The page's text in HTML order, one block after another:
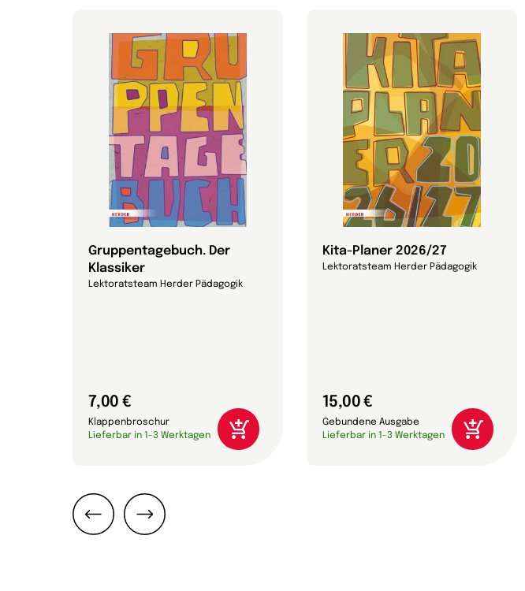
Gruppentagebuch. Der
Klassiker
Lektoratsteam Herder Pädagogik
7,00 €
Klappenbroschur
Lieferbar in 1-3 Werktagen
Kita-Planer 2026/27
Lektoratsteam Herder Pädagogik
15,00 €
Gebundene Ausgabe
Lieferbar in 1-3 Werktagen